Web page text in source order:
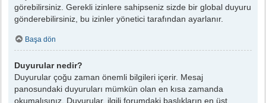
görebilirsiniz. Gerekli izinlere sahipseniz sizde bir global duyuru
gönderebilirsiniz, bu izinler yönetici tarafından ayarlanır.
Başa dön
Duyurular nedir?
Duyurular çoğu zaman önemli bilgileri içerir. Mesaj
panosundaki duyuruları mümkün olan en kısa zamanda
okumalısınız. Duyurular, ilgili forumdaki başlıkların en üst